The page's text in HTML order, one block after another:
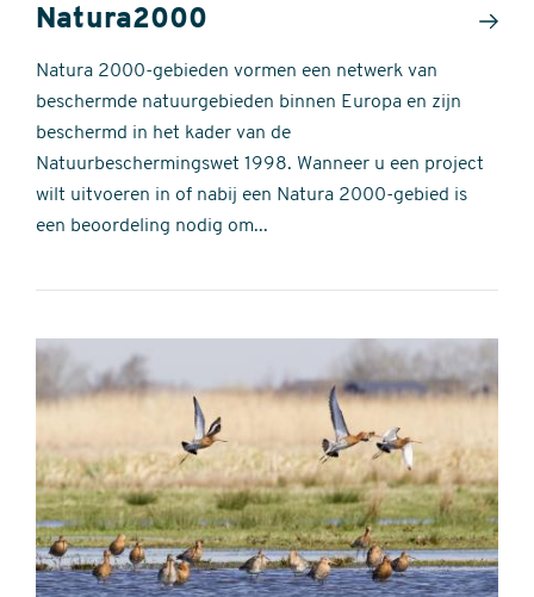
Natura2000
Natura 2000-gebieden vormen een netwerk van
beschermde natuurgebieden binnen Europa en zijn
beschermd in het kader van de
Natuurbeschermingswet 1998. Wanneer u een project
wilt uitvoeren in of nabij een Natura 2000-gebied is
een beoordeling nodig om...